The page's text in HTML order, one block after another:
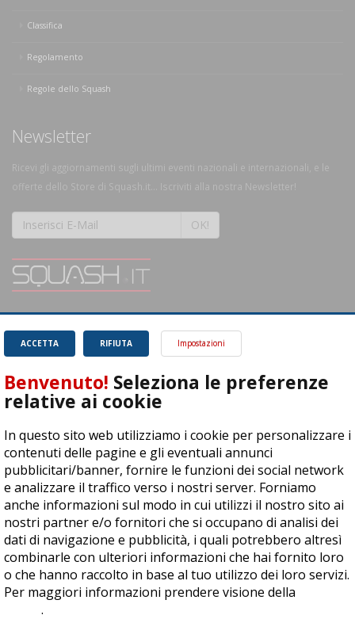
Classifica
Regolamento
Regole dello Squash
Newsletter
Ricevi gli aggiornamenti sugli ultimi eventi nazionali e internazionali, e le
offerte dello Store di Squash.it... Iscriviti alla nostra Newsletter!
OK!
magnifico sport.
Leggi
RIFIUTA
ACCETTA Impostazioni
Benvenuto! Seleziona le preferenze
relative ai cookie
In questo sito web utilizziamo i cookie per personalizzare i
contenuti delle pagine e gli eventuali annunci
pubblicitari/banner, fornire le funzioni dei social network
e analizzare il traffico verso i nostri server. Forniamo
anche informazioni sul modo in cui utilizzi il nostro sito ai
nostri partner e/o fornitori che si occupano di analisi dei
dati di navigazione e pubblicità, i quali potrebbero altresì
combinarle con ulteriori informazioni che hai fornito loro
o che hanno raccolto in base al tuo utilizzo dei loro servizi.
Per maggiori informazioni prendere visione della
.
ASD Let's Sport - Via T. Olivelli 3, 25014 Castenedolo (BS) - P. Iva:
04278030988
© Copyright 2015 | All Rights Reserved - Powered byDynDevice
Privacy Policy Cookie Policy Accessibilità Sitemap